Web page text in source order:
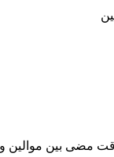
من أي وقت مضى